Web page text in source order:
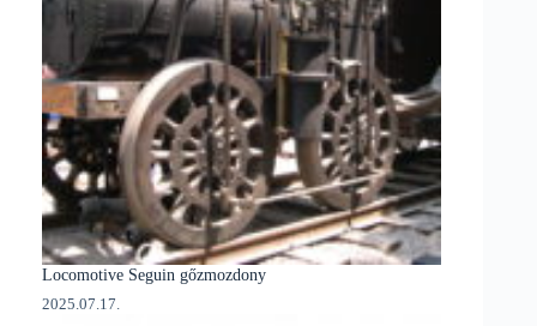
Locomotive Seguin gőzmozdony
2025.07.17.